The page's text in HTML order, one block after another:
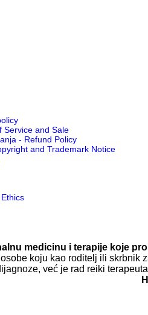
Service and Sale
- Refund Policy
and Trademark Notice
medicinu i terapije koje
koju kao roditelj ili skrbnik
već je rad reiki